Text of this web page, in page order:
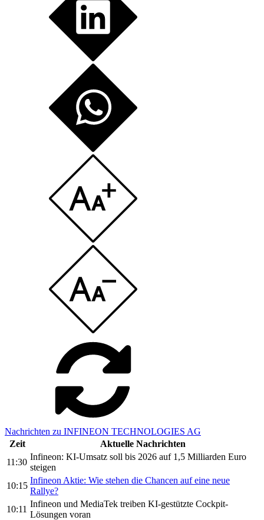
Nachrichten zu INFINEON TECHNOLOGIES AG
Zeit
Aktuelle Nachrichten
11:30
Infineon: KI-Umsatz soll bis 2026 auf 1,5 Milliarden Euro
steigen
10:15
Infineon Aktie: Wie stehen die Chancen auf eine neue
Rallye?
10:11
Infineon und MediaTek treiben KI-gestützte Cockpit-
Lösungen voran